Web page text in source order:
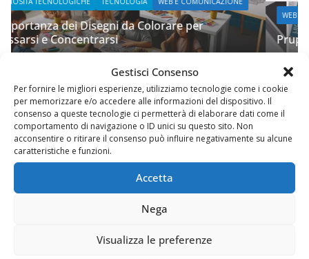
Gestisci Consenso
Per fornire le migliori esperienze, utilizziamo tecnologie come i cookie
per memorizzare e/o accedere alle informazioni del dispositivo. Il
consenso a queste tecnologie ci permetterà di elaborare dati come il
comportamento di navigazione o ID unici su questo sito. Non
acconsentire o ritirare il consenso può influire negativamente su alcune
caratteristiche e funzioni.
Accetta
Nega
Visualizza le preferenze
WEB E COMUNICAZIONE
Prupix Studio Grafico